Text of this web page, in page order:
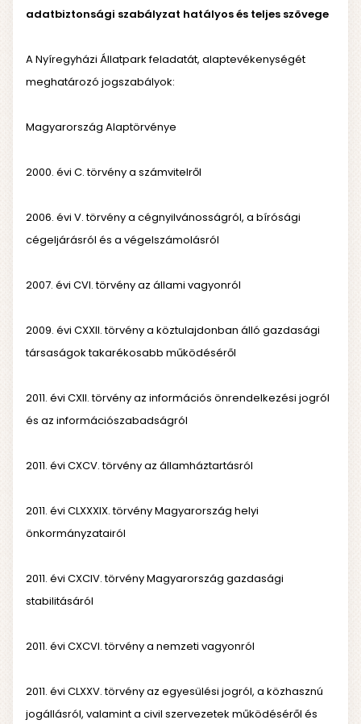
adatbiztonsági szabályzat hatályos és teljes szövege
A Nyíregyházi Állatpark feladatát, alaptevékenységét
meghatározó jogszabályok:
Magyarország Alaptörvénye
2000. évi C. törvény a számvitelről
2006. évi V. törvény a cégnyilvánosságról, a bírósági
cégeljárásról és a végelszámolásról
2007. évi CVI. törvény az állami vagyonról
2009. évi CXXII. törvény a köztulajdonban álló gazdasági
társaságok takarékosabb működéséről
2011. évi CXII. törvény az információs önrendelkezési jogról
és az információszabadságról
2011. évi CXCV. törvény az államháztartásról
2011. évi CLXXXIX. törvény Magyarország helyi
önkormányzatairól
2011. évi CXCIV. törvény Magyarország gazdasági
stabilitásáról
2011. évi CXCVI. törvény a nemzeti vagyonról
2011. évi CLXXV. törvény az egyesülési jogról, a közhasznú
jogállásról, valamint a civil szervezetek működéséről és